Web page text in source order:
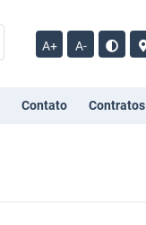
A+ A-
Contato Contratos